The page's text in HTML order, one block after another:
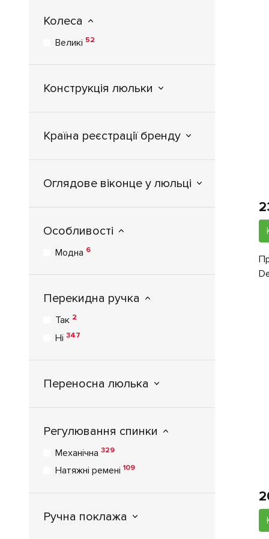
Колеса
Великі 52
Конструкція люльки
Країна реєстрації бренду
Оглядове віконце у люльці
Особливості
Модна 6
Перекидна ручка
Так 2
Ні 347
Переносна люлька
Регулювання спинки
Механічна 329
Натяжні ремені109
Ручна поклажа